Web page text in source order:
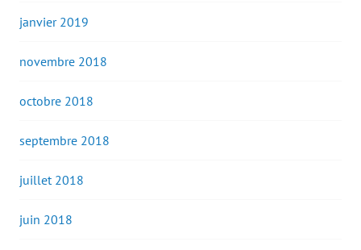
janvier 2019
novembre 2018
octobre 2018
septembre 2018
juillet 2018
juin 2018